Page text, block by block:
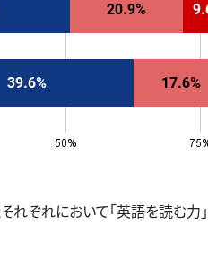
れにおいて「英語を読む力」